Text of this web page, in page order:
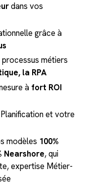
Pigment, Jedox
dans vos
grâce à
métiers
la RPA
à fort ROI
et votre
modèles 100%
Nearshore, qui
expertise Métier-